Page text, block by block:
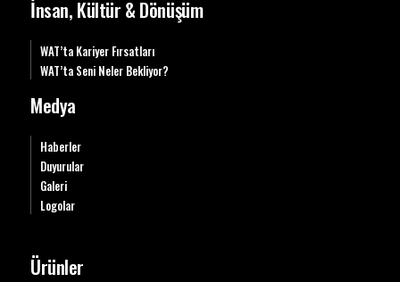
İnsan, Kültür & Dönüşüm
WAT’ta Kariyer Fırsatları
WAT’ta Seni Neler Bekliyor?
Medya
Haberler
Duyurular
Galeri
Logolar
Ürünler